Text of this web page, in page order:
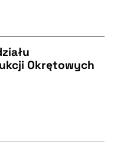
Okrętowych